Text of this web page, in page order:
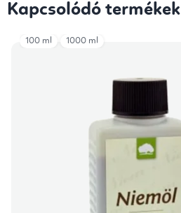
Kapcsolódó termékek
100 ml 1000 ml